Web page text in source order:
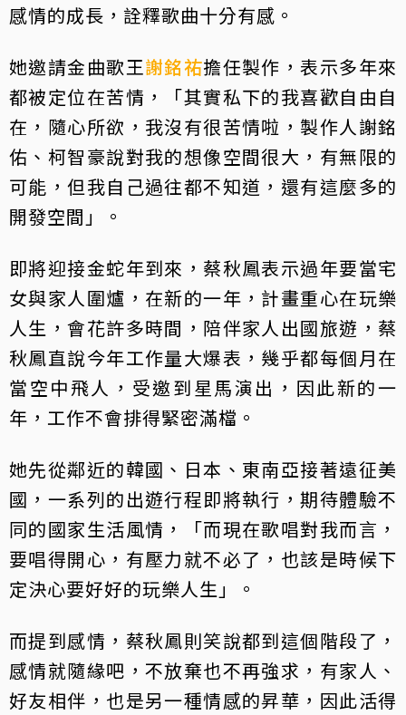
感情的成長，詮釋歌曲十分有感。
她邀請金曲歌王謝銘祐擔任製作，表示多年來
都被定位在苦情，「其實私下的我喜歡自由自
在，隨心所欲，我沒有很苦情啦，製作人謝銘
佑、柯智豪說對我的想像空間很大，有無限的
可能，但我自己過往都不知道，還有這麼多的
開發空間」。
即將迎接金蛇年到來，蔡秋鳳表示過年要當宅
女與家人圍爐，在新的一年，計畫重心在玩樂
人生，會花許多時間，陪伴家人出國旅遊，蔡
秋鳳直說今年工作量大爆表，幾乎都每個月在
當空中飛人，受邀到星馬演出，因此新的一
年，工作不會排得緊密滿檔。
她先從鄰近的韓國、日本、東南亞接著遠征美
國，一系列的出遊行程即將執行，期待體驗不
同的國家生活風情，「而現在歌唱對我而言，
要唱得開心，有壓力就不必了，也該是時候下
定決心要好好的玩樂人生」。
而提到感情，蔡秋鳳則笑說都到這個階段了，
感情就隨緣吧，不放棄也不再強求，有家人、
好友相伴，也是另一種情感的昇華，因此活得